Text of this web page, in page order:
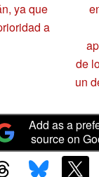
ya que
a
de
un
Add as a
source on